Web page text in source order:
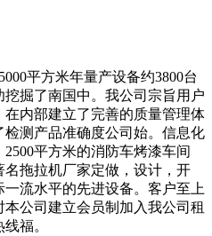
平方米年量产设备约3800台
掘了南国中。我公司宗旨用户
内部建立了完善的质量管理体
测产品准确度公司始。信息化
平方米的消防车烤漆车间
拖拉机厂家定做，设计，开
流水平的先进设备。客户至上
公司建立会员制加入我公司租
福。